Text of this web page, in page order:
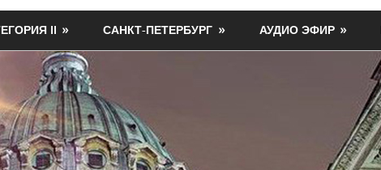
II САНКТ-ПЕТЕРБУРГ АУДИО ЭФИР